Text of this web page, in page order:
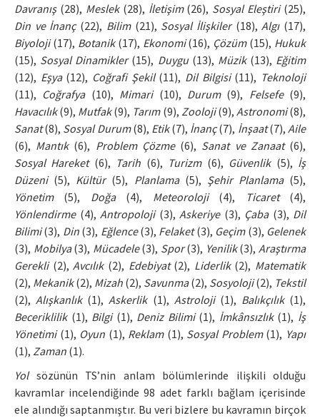
Davranış(28), Meslek(28), İletişim(26), Sosyal Eleştiri(25),
Din ve İnanç(22), Bilim(21), Sosyal İlişkiler(18),Algı(17),
Biyoloji(17), Botanik(17), Ekonomi(16), Çözüm(15), Hukuk
(15), Sosyal Dinamikler(15), Duygu(13), Müzik(13), Eğitim
(12), Eşya(12), Coğrafi Şekil(11), Dil Bilgisi(11), Teknoloji
(11), Coğrafya(10), Mimari(10), Durum(9), Felsefe(9),
Havacılık(9), Mutfak(9), Tarım(9), Zooloji(9), Astronomi(8),
Sanat(8), Sosyal Durum(8), Etik(7), İnanç(7), İnşaat(7),Aile
(6), Mantık(6), Problem Çözme(6), Sanat ve Zanaat(6),
Sosyal Hareket(6), Tarih (6), Turizm(6), Güvenlik(5), İş
Düzeni(5), Kültür(5), Planlama(5), Şehir Planlama(5),
Yönetim(5), Doğa(4), Meteoroloji(4), Ticaret(4),
Yönlendirme(4), Antropoloji(3), Askeriye(3), Çaba(3), Dil
Bilimi(3), Din(3), Eğlence(3), Felaket(3), Geçim(3), Gelenek
(3), Mobilya(3), Mücadele(3), Spor(3), Yenilik(3),Araştırma
Gerekli(2),Avcılık(2), Edebiyat(2), Liderlik(2), Matematik
(2), Mekanik(2), Mizah (2), Savunma(2), Sosyoloji(2), Tekstil
(2),Alışkanlık(1),Askerlik(1), Astroloji(1), Balıkçılık(1),
Beceriklilik(1), Bilgi(1), Deniz Bilimi(1), İmkânsızlık(1), İş
Yönetimi(1), Oyun (1), Reklam(1), Sosyal Problem(1), Yapı
(1), Zaman (1).
Yolsözünün TS’nin anlam bölümlerinde ilişkili olduğu
kavramlar incelendiğinde 98 adet farklı bağlam içerisinde
ele alındığı saptanmıştır. Bu veri bizlere bu kavramın birçok